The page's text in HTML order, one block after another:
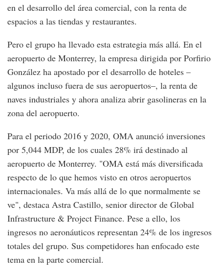
en el desarrollo del área comercial, con la renta de
espacios a las tiendas y restaurantes.
Pero el grupo ha llevado esta estrategia más allá. En el
aeropuerto de Monterrey, la empresa dirigida por Porfirio
González ha apostado por el desarrollo de hoteles –
algunos incluso fuera de sus aeropuertos–, la renta de
naves industriales y ahora analiza abrir gasolineras en la
zona del aeropuerto.
Para el periodo 2016 y 2020, OMA anunció inversiones
por 5,044 MDP, de los cuales 28% irá destinado al
aeropuerto de Monterrey. "OMA está más diversificada
respecto de lo que hemos visto en otros aeropuertos
internacionales. Va más allá de lo que normalmente se
ve", destaca Astra Castillo, senior director de Global
Infrastructure & Project Finance. Pese a ello, los
ingresos no aeronáuticos representan 24% de los ingresos
totales del grupo. Sus competidores han enfocado este
tema en la parte comercial.